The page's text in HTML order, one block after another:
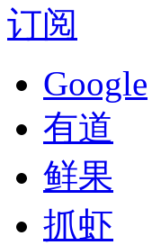
订阅
Google
有道
鲜果
抓虾